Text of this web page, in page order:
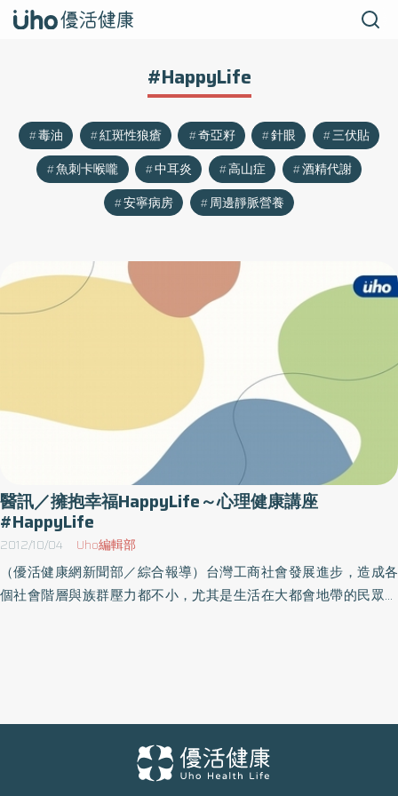
#HappyLife
毒油 紅斑性狼瘡 奇亞籽 針眼
三伏貼
魚刺卡喉嚨
中耳炎 高山症
酒精代謝
安寧病房
周邊靜脈營養
醫訊／擁抱幸福HappyLife～心理健康講座
#HappyLife
2012/10/04 Uho編輯部
（優活健康網新聞部／綜合報導）台灣工商社會發展進步，造成各
個社會階層與族群壓力都不小，尤其是生活在大都會地帶的民眾，
心理講座時間：101年10月5日（五）～20日（六）地點：請洽主辦
單位洽詢：04-2515-5148分機312陳小姐